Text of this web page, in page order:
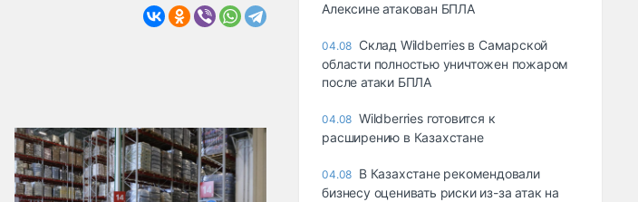
Алексине атакован БПЛА
04.08 Склад Wildberries в Самарской
области полностью уничтожен пожаром
после атаки БПЛА
04.08 Wildberries готовится к
расширению в Казахстане
04.08 В Казахстане рекомендовали
бизнесу оценивать риски из-за атак на